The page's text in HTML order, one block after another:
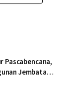
Jembatan